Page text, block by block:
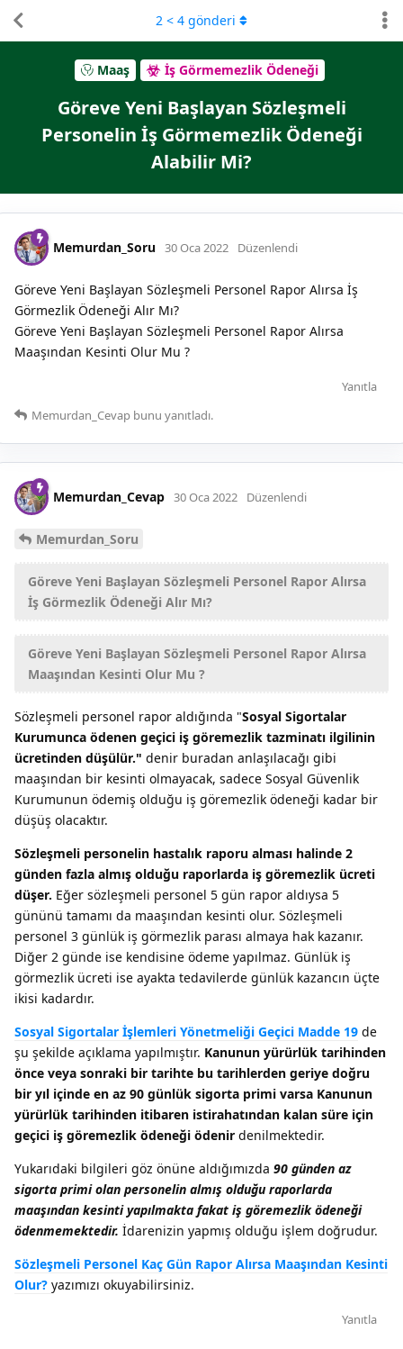
Maaş İş Görmemezlik Ödeneği
Göreve Yeni Başlayan Sözleşmeli
Personelin İş Görmemezlik Ödeneği
Alabilir Mi?
2 < 4 gönderi
Memurdan_Soru 30 Oca 2022 Düzenlendi
Göreve Yeni Başlayan Sözleşmeli Personel Rapor Alırsa İş
Görmezlik Ödeneği Alır Mı?
Göreve Yeni Başlayan Sözleşmeli Personel Rapor Alırsa
Maaşından Kesinti Olur Mu ?
Yanıtla
Memurdan_Cevap bunu yanıtladı.
Memurdan_Cevap 30 Oca 2022 Düzenlendi
Memurdan_Soru
Göreve Yeni Başlayan Sözleşmeli Personel Rapor Alırsa
İş Görmezlik Ödeneği Alır Mı?
Göreve Yeni Başlayan Sözleşmeli Personel Rapor Alırsa
Maaşından Kesinti Olur Mu ?
Sözleşmeli personel rapor aldığında "Sosyal Sigortalar
Kurumunca ödenen geçici iş göremezlik tazminatı ilgilinin
ücretinden düşülür." denir buradan anlaşılacağı gibi
maaşından bir kesinti olmayacak, sadece Sosyal Güvenlik
Kurumunun ödemiş olduğu iş göremezlik ödeneği kadar bir
düşüş olacaktır.
Sözleşmeli personelin hastalık raporu alması halinde 2
günden fazla almış olduğu raporlarda iş göremezlik ücreti
düşer. Eğer sözleşmeli personel 5 gün rapor aldıysa 5
gününü tamamı da maaşından kesinti olur. Sözleşmeli
personel 3 günlük iş görmezlik parası almaya hak kazanır.
Diğer 2 günde ise kendisine ödeme yapılmaz. Günlük iş
görmezlik ücreti ise ayakta tedavilerde günlük kazancın üçte
ikisi kadardır.
Sosyal Sigortalar İşlemleri Yönetmeliği Geçici Madde 19 de
şu şekilde açıklama yapılmıştır. Kanunun yürürlük tarihinden
önce veya sonraki bir tarihte bu tarihlerden geriye doğru
bir yıl içinde en az 90 günlük sigorta primi varsa Kanunun
yürürlük tarihinden itibaren istirahatından kalan süre için
geçici iş göremezlik ödeneği ödenir denilmektedir.
Yukarıdaki bilgileri göz önüne aldığımızda 90 günden az
sigorta primi olan personelin almış olduğu raporlarda
maaşından kesinti yapılmakta fakat iş göremezlik ödeneği
ödenmemektedir. İdarenizin yapmış olduğu işlem doğrudur.
Sözleşmeli Personel Kaç Gün Rapor Alırsa Maaşından Kesinti
Olur? yazımızı okuyabilirsiniz.
Yanıtla